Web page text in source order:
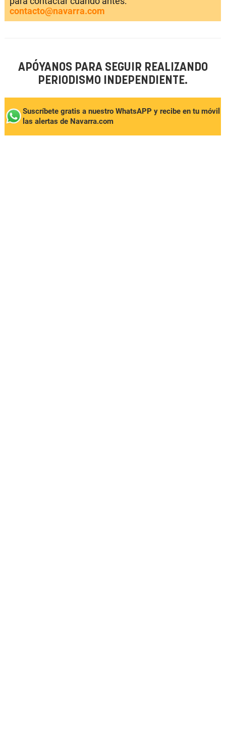
contacto@navarra.com
APÓYANOS PARA SEGUIR REALIZANDO
PERIODISMO INDEPENDIENTE.
Suscríbete gratis a nuestro WhatsAPP y recibe en tu móvil
las alertas de Navarra.com